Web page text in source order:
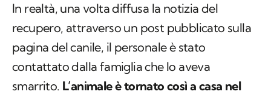
In realtà, una volta diffusa la notizia del
recupero, attraverso un post pubblicato sulla
pagina del canile, il personale è stato
contattato dalla famiglia che lo aveva
smarrito. L’animale è tornato così a casa nel